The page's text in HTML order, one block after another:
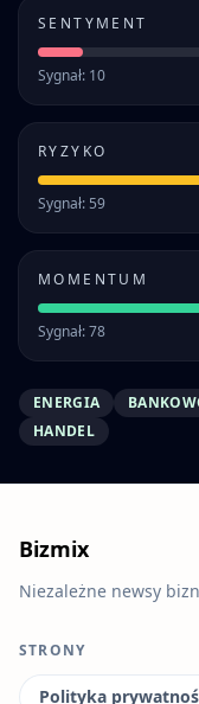
SENTYMENT
Sygnał: 10
RYZYKO
Sygnał: 59
MOMENTUM
Sygnał: 78
ENERGIA
HANDEL
Bizmix
Niezależne newsy
STRONY
Polityka